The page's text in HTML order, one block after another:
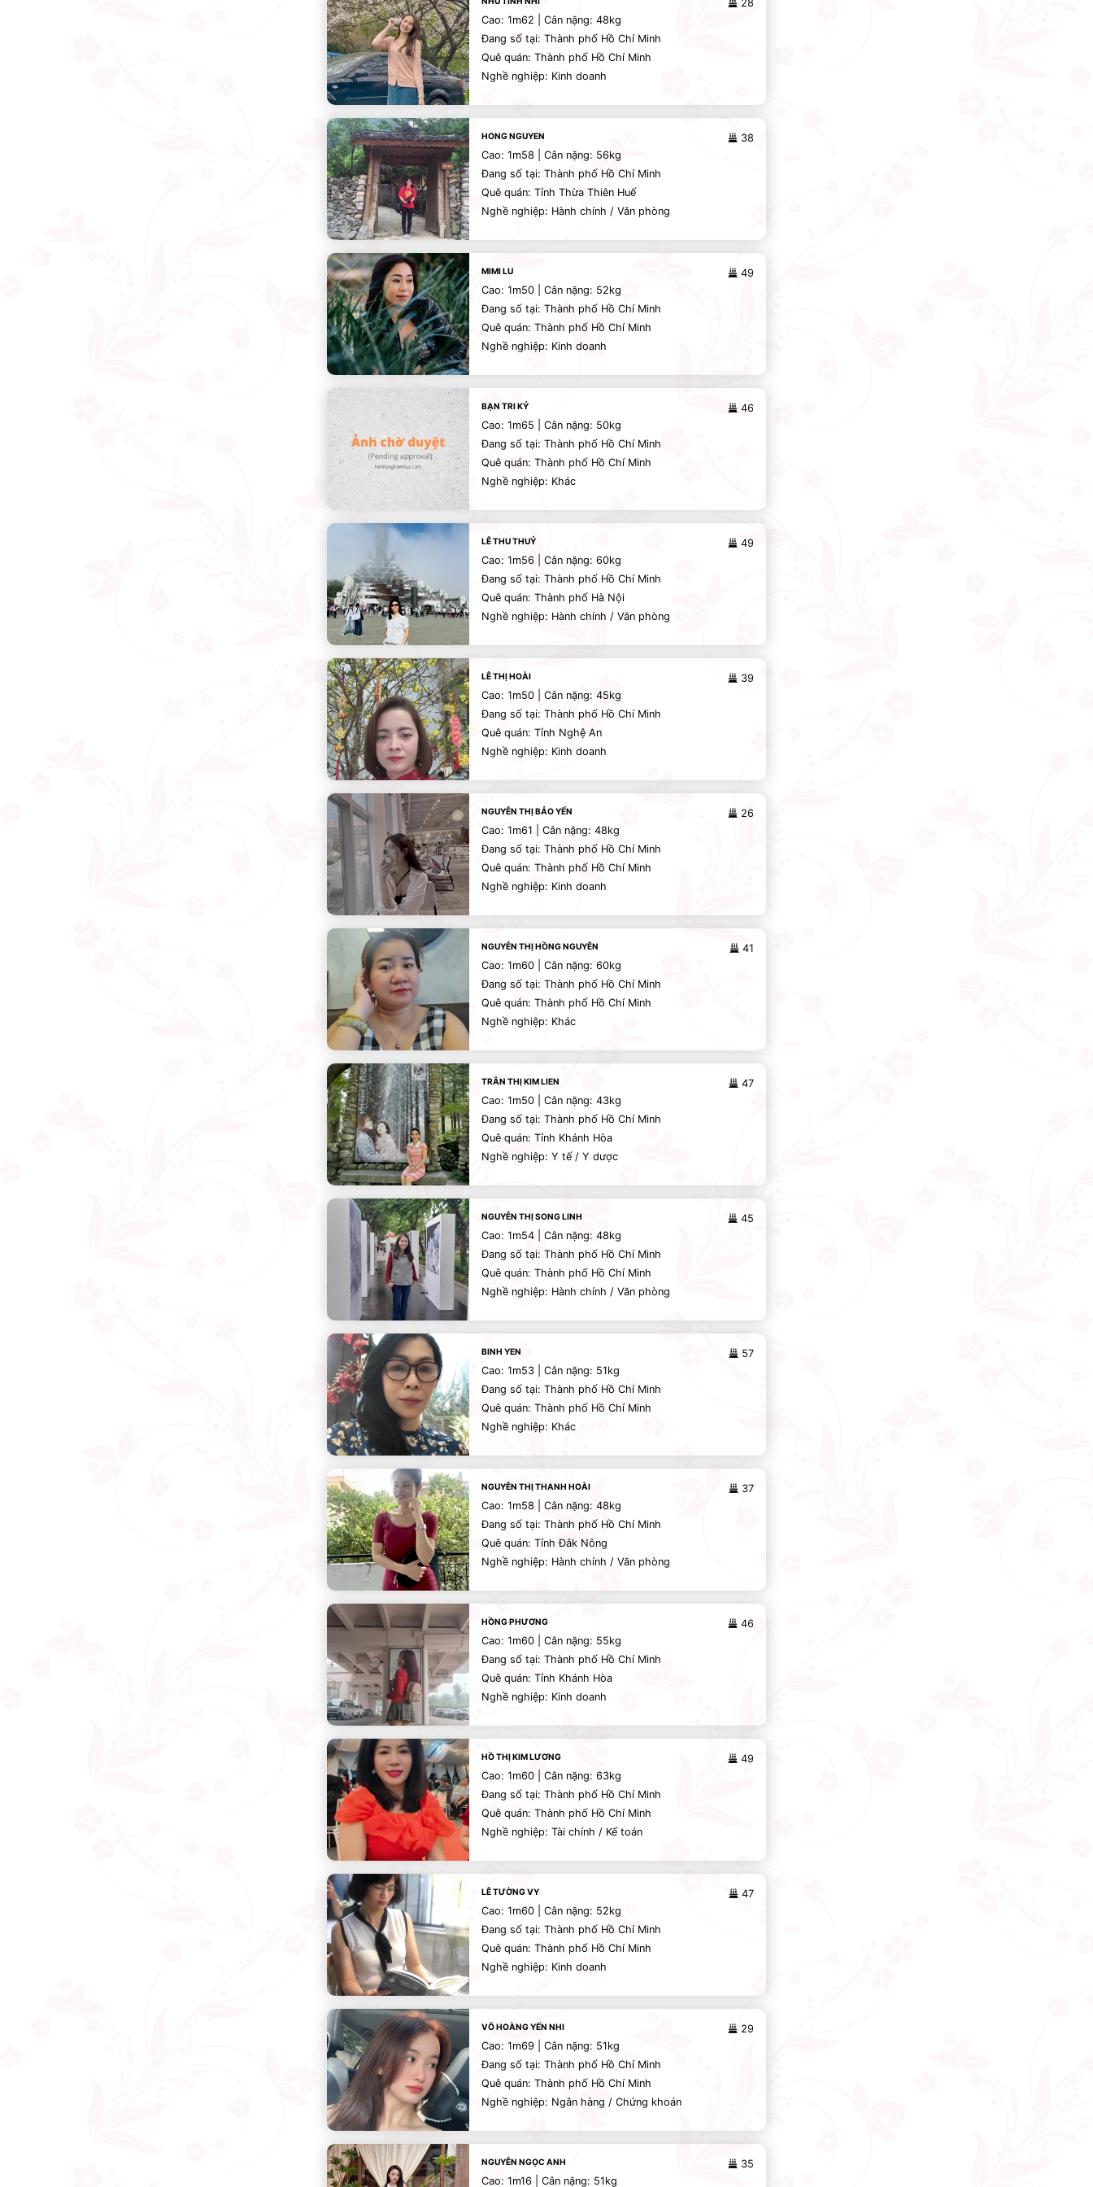
28
Cao: 1m62 | Cân nặng: 48kg
Đang số tại: Thành phố Hồ Chí Minh
Quê quán: Thành phố Hồ Chí Minh
Nghề nghiệp: Kinh doanh
38
HONG NGUYEN
Cao: 1m58 | Cân nặng: 56kg
Đang số tại: Thành phố Hồ Chí Minh
Quê quán: Tỉnh Thừa Thiên Huế
Nghề nghiệp: Hành chính / Văn phòng
49
MIMI LU
Cao: 1m50 | Cân nặng: 52kg
Đang số tại: Thành phố Hồ Chí Minh
Quê quán: Thành phố Hồ Chí Minh
Nghề nghiệp: Kinh doanh
46
BẠN TRI KỶ
Cao: 1m65 | Cân nặng: 50kg
Đang số tại: Thành phố Hồ Chí Minh
Quê quán: Thành phố Hồ Chí Minh
Nghề nghiệp: Khác
49
LÊ THU THUỶ
Cao: 1m56 | Cân nặng: 60kg
Đang số tại: Thành phố Hồ Chí Minh
Quê quán: Thành phố Hà Nội
Nghề nghiệp: Hành chính / Văn phòng
39
LÊ THỊ HOÀI
Cao: 1m50 | Cân nặng: 45kg
Đang số tại: Thành phố Hồ Chí Minh
Quê quán: Tỉnh Nghệ An
Nghề nghiệp: Kinh doanh
26
NGUYỄN THỊ BẢO YẾN
Cao: 1m61 | Cân nặng: 48kg
Đang số tại: Thành phố Hồ Chí Minh
Quê quán: Thành phố Hồ Chí Minh
Nghề nghiệp: Kinh doanh
41
NGUYỄN THỊ HỒNG NGUYÊN
Cao: 1m60 | Cân nặng: 60kg
Đang số tại: Thành phố Hồ Chí Minh
Quê quán: Thành phố Hồ Chí Minh
Nghề nghiệp: Khác
47
TRÂN THỊ KIM LIEN
Cao: 1m50 | Cân nặng: 43kg
Đang số tại: Thành phố Hồ Chí Minh
Quê quán: Tỉnh Khánh Hòa
Nghề nghiệp: Y tế / Y dược
45
NGUYỄN THỊ SONG LINH
Cao: 1m54 | Cân nặng: 48kg
Đang số tại: Thành phố Hồ Chí Minh
Quê quán: Thành phố Hồ Chí Minh
Nghề nghiệp: Hành chính / Văn phòng
57
BINH YEN
Cao: 1m53 | Cân nặng: 51kg
Đang số tại: Thành phố Hồ Chí Minh
Quê quán: Thành phố Hồ Chí Minh
Nghề nghiệp: Khác
37
NGUYỄN THỊ THANH HOÀI
Cao: 1m58 | Cân nặng: 48kg
Đang số tại: Thành phố Hồ Chí Minh
Quê quán: Tỉnh Đắk Nông
Nghề nghiệp: Hành chính / Văn phòng
46
HỒNG PHƯƠNG
Cao: 1m60 | Cân nặng: 55kg
Đang số tại: Thành phố Hồ Chí Minh
Quê quán: Tỉnh Khánh Hòa
Nghề nghiệp: Kinh doanh
49
HỒ THỊ KIM LƯƠNG
Cao: 1m60 | Cân nặng: 63kg
Đang số tại: Thành phố Hồ Chí Minh
Quê quán: Thành phố Hồ Chí Minh
Nghề nghiệp: Tài chính / Kế toán
47
LÊ TƯỜNG VY
Cao: 1m60 | Cân nặng: 52kg
Đang số tại: Thành phố Hồ Chí Minh
Quê quán: Thành phố Hồ Chí Minh
Nghề nghiệp: Kinh doanh
29
VÕ HOÀNG YẾN NHI
Cao: 1m69 | Cân nặng: 51kg
Đang số tại: Thành phố Hồ Chí Minh
Quê quán: Thành phố Hồ Chí Minh
Nghề nghiệp: Ngân hàng / Chứng khoán
35
NGUYỄN NGỌC ANH
Cao: 1m16 | Cân nặng: 51kg